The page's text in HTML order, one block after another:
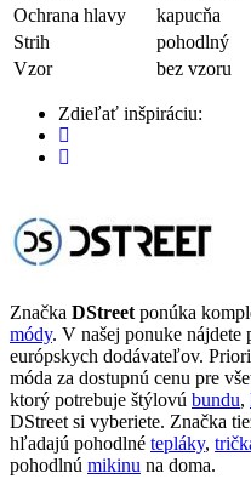
Ochrana hlavy
kapucňa
Strih
pohodlný
Vzor
bez vzoru
Zdieľať inšpiráciu:
Značka DStreet ponúka
módy. V našej ponuke nájdete
európskych dodávateľov.
móda za dostupnú cenu pre
ktorý potrebuje štýlovú bundu,
DStreet si vyberiete. Značka
hľadajú pohodlné tepláky,
pohodlnú mikinu na doma.